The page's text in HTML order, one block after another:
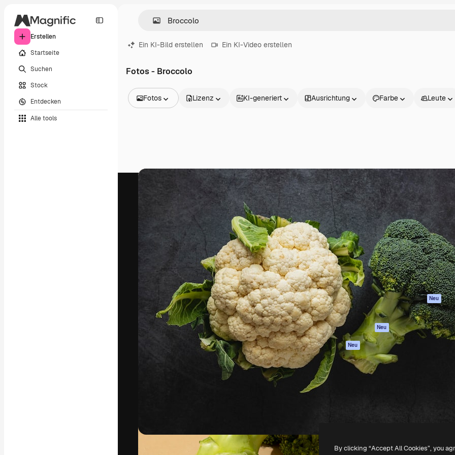
Erstellen
Startseite
Suchen
Stock
Entdecken
Alle tools
Ein KI-Bild erstellen Ein KI-Video erstellen
Fotos - Broccolo
Fotos
Videos
Schriftarten
Lizenz KI-generiert Ausrichtung Farbe Leute
Die kreative Plattform, um deine beste
Arbeit zu verwirklichen. Mehr als 1 Million
Abonnenten unter Kreativen, Unternehmen,
Agenturen und Studios.
Deutsch
Produkte
Spaces
KI-Assistent
KI-Bildgenerator
KI-Videogenerator
KI-
Stimmengenerator
Stock-Inhalte
MCP für
Claude/ChatGPT
Neu
Agenten Neu
API
Mobile App
Alle Magnific-Tools
Loslegen
Academy
Dokumentation
Support
AGB
Originale Neu
Cookie-Richtlinie
Partner
Unternehmen
By clicking “Accept All Cookies”, you